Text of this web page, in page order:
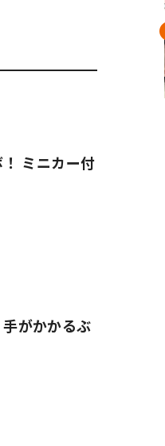
ミニカー付
がかかるぶ